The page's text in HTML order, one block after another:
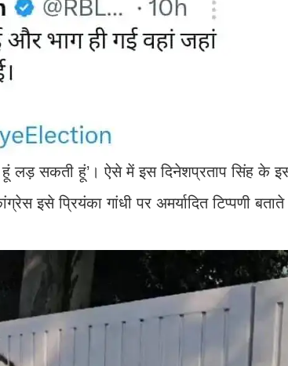
हूं लड़ सकती हूं’। ऐसे में इस दिनेशप्रताप सिंह के
इसे प्रियंका गांधी पर अमर्यादित टिप्पणी बताते